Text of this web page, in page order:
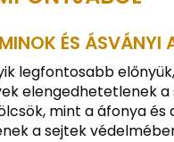
ÉS ÁSVÁNYI
legfontosabb
elengedhetetlenek a
mint a áfonya
a sejtek